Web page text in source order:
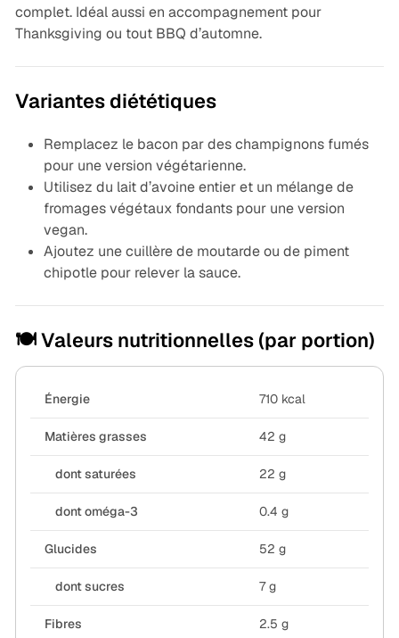
complet. Idéal aussi en accompagnement pour
Thanksgiving ou tout BBQ d’automne.
Variantes diététiques
Remplacez le bacon par des champignons fumés
pour une version végétarienne.
Utilisez du lait d’avoine entier et un mélange de
fromages végétaux fondants pour une version
vegan.
Ajoutez une cuillère de moutarde ou de piment
chipotle pour relever la sauce.
🍽️ Valeurs nutritionnelles (par portion)
Énergie 710 kcal
Matières grasses 42 g
dont saturées 22 g
dont oméga-3 0.4 g
Glucides 52 g
dont sucres 7 g
Fibres 2.5 g